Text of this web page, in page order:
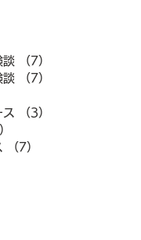
談
（7）
談
（7）
（3）
（7）